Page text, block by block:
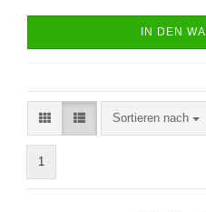
IN DEN
Sortieren nach
1